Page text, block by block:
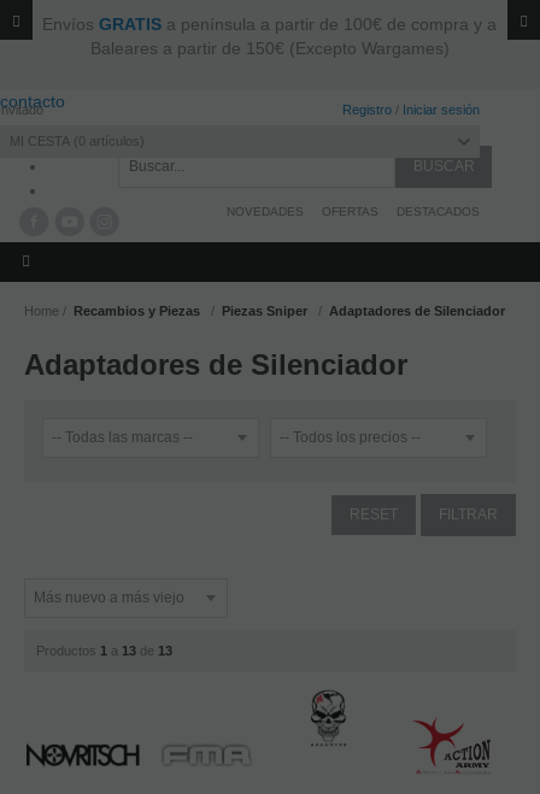
EnvíosGRATIS a península a partir de 100€ de compra y a
Baleares a partir de 150€ (Excepto Wargames)
contacto Registro / Iniciar sesión
MI CESTA 0 artículos
NOVEDADES OFERTAS DESTACADOS
Home Recambios y Piezas Piezas Sniper Adaptadores de Silenciador
Adaptadores de Silenciador
Productos 1 a 13 de 13